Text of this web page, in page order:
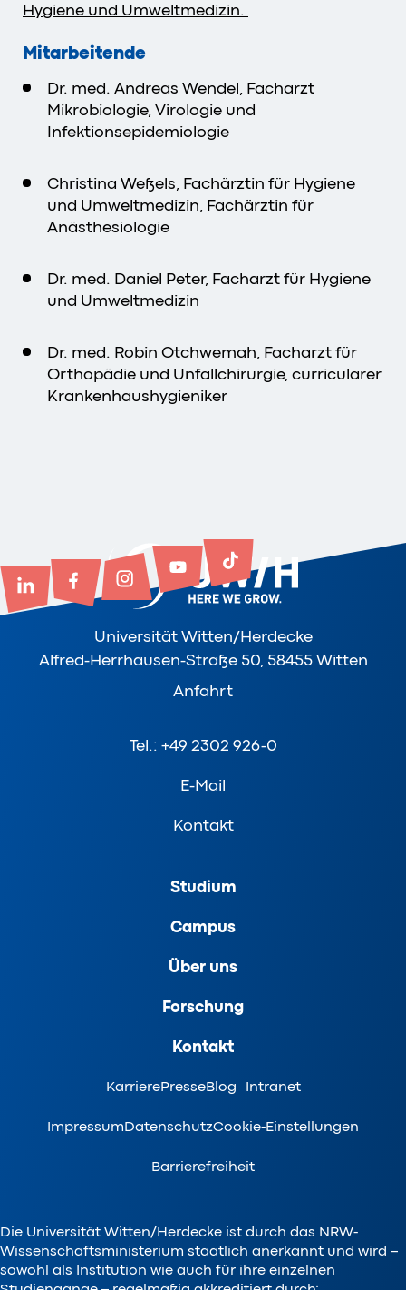
Hygiene und Umweltmedizin.
Mitarbeitende
Dr. med. Andreas Wendel, Facharzt
Mikrobiologie, Virologie und
Infektionsepidemiologie
Christina Weßels, Fachärztin für Hygiene
und Umweltmedizin, Fachärztin für
Anästhesiologie
Dr. med. Daniel Peter, Facharzt für Hygiene
und Umweltmedizin
Dr. med. Robin Otchwemah, Facharzt für
Orthopädie und Unfallchirurgie, curricularer
Krankenhaushygieniker
Universität Witten/Herdecke
Alfred-Herrhausen-Straße 50, 58455 Witten
Anfahrt
Tel.: +49 2302 926-0
E-Mail
Kontakt
Studium
Campus
Über uns
Forschung
Kontakt
KarrierePresseBlog Intranet
ImpressumDatenschutzCookie-Einstellungen
Barrierefreiheit
Die Universität Witten/Herdecke ist durch das NRW-
Wissenschaftsministerium staatlich anerkannt und wird –
sowohl als Institution wie auch für ihre einzelnen